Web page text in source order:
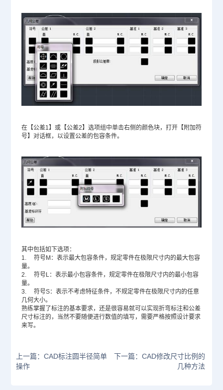
在【公差1】或【公差2】选项组中单击右侧的颜色块，打开【附加符
号】对话框，以设置公差的包容条件。
其中包括如下选项：
1. 符号M：表示最大包容条件，规定零件在极限尺寸内的最大包容
量。
2. 符号L：表示最小包容条件，规定零件在极限尺寸内的最小包容
量。
3. 符号S：表示不考虑特征条件，不规定零件在极限尺寸内的任意
几何大小。
熟练掌握了标注的基本要求，还是很容易就可以实现折弯标注和公差
尺寸标注的，当然不要随便进行数值的填写，需要严格按照设计要求
来写。
上一篇：CAD标注圆半径简单
操作
下一篇：CAD修改尺寸比例的
几种方法